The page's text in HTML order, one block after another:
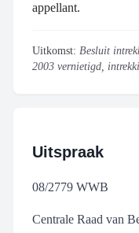
appellant.
Uitkomst: Besluit
2003 vernietigd,
Uitspraak
08/2779 WWB
Centrale Raad van